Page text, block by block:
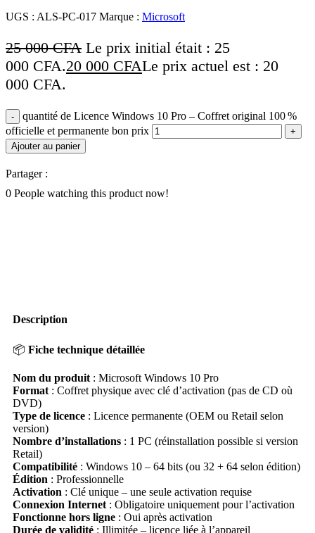
UGS : ALS-PC-017 Marque : Microsoft
25 000CFA Le prix initial était : 25
000 CFA.20 000 CFALe prix actuel est : 20
000 CFA.
quantité de Licence Windows 10 Pro – Coffret original 100 %
officielle et permanente bon prix
Ajouter au panier
Partager :
0 People watching this product now!
Description
📦 Fiche technique détaillée
Nom du produit : Microsoft Windows 10 Pro
Format : Coffret physique avec clé d’activation (pas de CD où
DVD)
Type de licence : Licence permanente (OEM ou Retail selon
version)
Nombre d’installations : 1 PC (réinstallation possible si version
Retail)
Compatibilité : Windows 10 – 64 bits (ou 32 + 64 selon édition)
Édition : Professionnelle
Activation : Clé unique – une seule activation requise
Connexion Internet : Obligatoire uniquement pour l’activation
Fonctionne hors ligne : Oui après activation
Durée de validité : Illimitée – licence liée à l’appareil